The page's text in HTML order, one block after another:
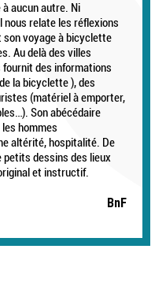
aucun autre. Ni
nous relate les réflexions
son voyage à bicyclette
Au delà des villes
des informations
la bicyclette ), des
(matériel à emporter,
Son abécédaire
hommes
altérité, hospitalité. De
petits dessins des lieux
et instructif.
BnF